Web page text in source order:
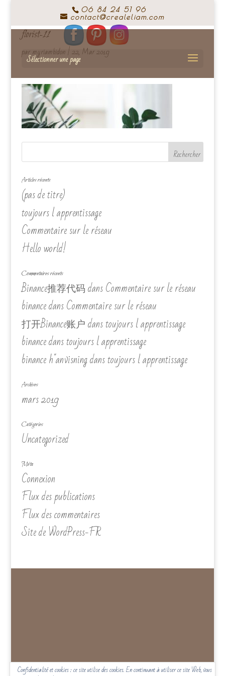
06 84 24 51 96
contact@crealeliam.com
Sélectionner une page
florist-11
parmyriambidon|22, Mar 2019
Articles récents
(pas de titre)
toujours l apprentissage
Commentaire sur le réseau
Hello world!
Commentaires récents
Binance推荐代码dansCommentaire sur le réseau
binancedansCommentaire sur le réseau
打开Binance账户danstoujours l apprentissage
binancedanstoujours l apprentissage
binance h"anvisningdanstoujours l apprentissage
Archives
mars 2019
Catégories
Uncategorized
Méta
Connexion
Flux des publications
Flux des commentaires
Site de WordPress-FR
Confidentialité et cookies : ce site utilise des cookies. En continuant à utiliser ce site Web, vous